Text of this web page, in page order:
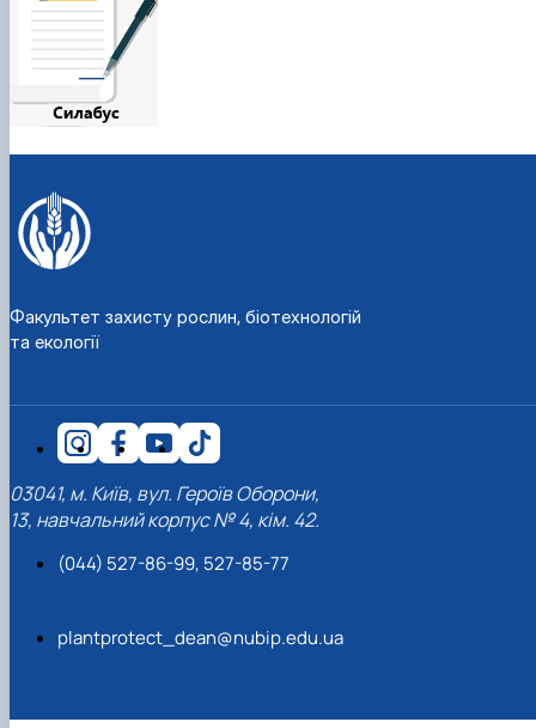
Факультет захисту рослин, біотехнологій
та екології
03041, м. Київ, вул. Героїв Оборони,
13, навчальний корпус № 4, кім. 42.
(044) 527-86-99, 527-85-77
plantprotect_dean@nubip.edu.ua